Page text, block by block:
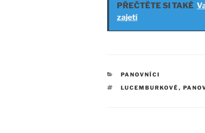
PŘEČTĚTE SI TAKÉ
zajetí
RUBRIKY
PANOVNÍCI
ŠTÍTKY
LUCEMBURKOVÉ ,